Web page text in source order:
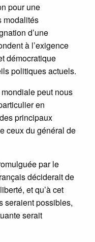
pour une
modalités
d’une
à l’exigence
démocratique
politiques actuels.
peut nous
en
principaux
ceux du général de
par le
déciderait de
et qu’à cet
seraient possibles,
serait